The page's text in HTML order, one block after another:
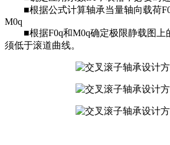
■根据公式计算轴承当量轴向载荷
M0q
■根据F0q和M0q确定极限静载图上
须低于滚道曲线。